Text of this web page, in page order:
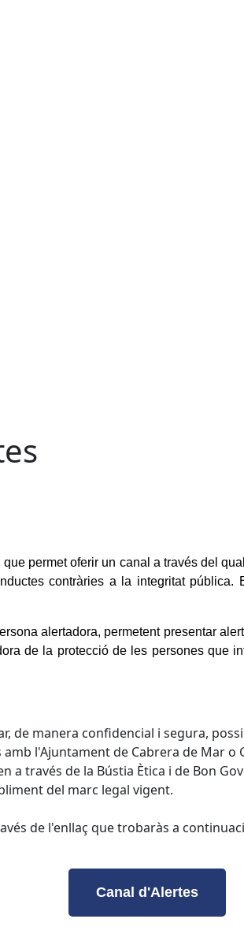
que permet oferir un canal a través del
contràries a la integritat pública.
alertadora, permetent presentar
de la protecció de les persones que
de manera confidencial i segura,
l'Ajuntament de Cabrera de Mar o
a través de la Bústia Ètica i de Bon
del marc legal vigent.
de l'enllaç que trobaràs a
Canal d'Alertes